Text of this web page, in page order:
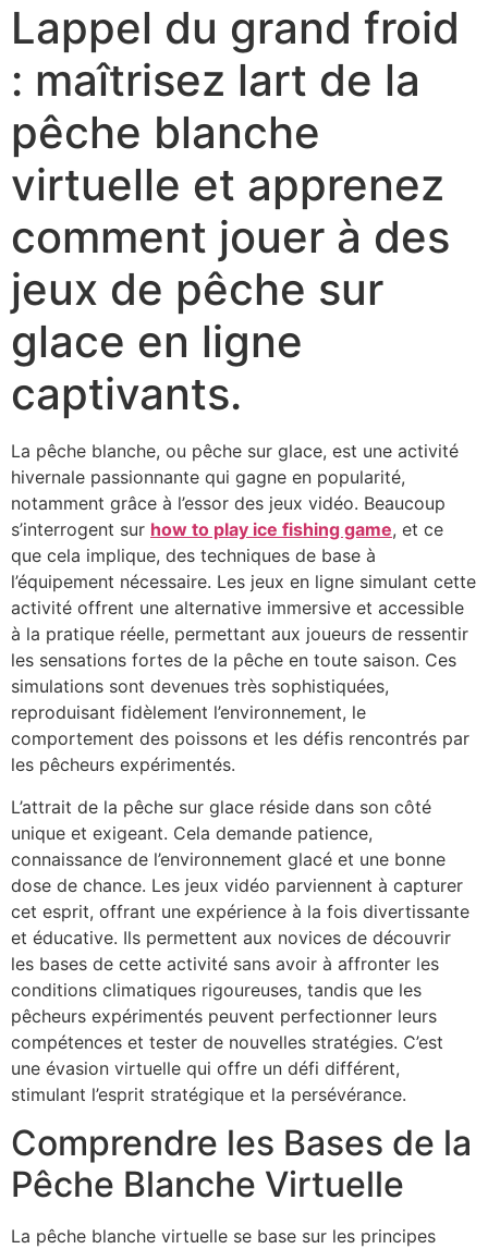
Lappel du grand froid
: maîtrisez lart de la
pêche blanche
virtuelle et apprenez
comment jouer à des
jeux de pêche sur
glace en ligne
captivants.
La pêche blanche, ou pêche sur glace, est une activité
hivernale passionnante qui gagne en popularité,
notamment grâce à l’essor des jeux vidéo. Beaucoup
s’interrogent sur how to play ice fishing game, et ce
que cela implique, des techniques de base à
l’équipement nécessaire. Les jeux en ligne simulant cette
activité offrent une alternative immersive et accessible
à la pratique réelle, permettant aux joueurs de ressentir
les sensations fortes de la pêche en toute saison. Ces
simulations sont devenues très sophistiquées,
reproduisant fidèlement l’environnement, le
comportement des poissons et les défis rencontrés par
les pêcheurs expérimentés.
L’attrait de la pêche sur glace réside dans son côté
unique et exigeant. Cela demande patience,
connaissance de l’environnement glacé et une bonne
dose de chance. Les jeux vidéo parviennent à capturer
cet esprit, offrant une expérience à la fois divertissante
et éducative. Ils permettent aux novices de découvrir
les bases de cette activité sans avoir à affronter les
conditions climatiques rigoureuses, tandis que les
pêcheurs expérimentés peuvent perfectionner leurs
compétences et tester de nouvelles stratégies. C’est
une évasion virtuelle qui offre un défi différent,
stimulant l’esprit stratégique et la persévérance.
Comprendre les Bases de la
Pêche Blanche Virtuelle
La pêche blanche virtuelle se base sur les principes